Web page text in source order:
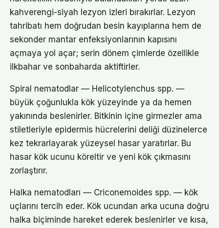
kahverengi-siyah lezyon izleri bırakırlar. Lezyon
tahribatı hem doğrudan besin kayıplarına hem de
sekonder mantar enfeksiyonlarının kapısını
açmaya yol açar; serin dönem çimlerde özellikle
ilkbahar ve sonbaharda aktiftirler.
Spiral nematodlar — Helicotylenchus spp. —
büyük çoğunlukla kök yüzeyinde ya da hemen
yakınında beslenirler. Bitkinin içine girmezler ama
stiletleriyle epidermis hücrelerini deliği düzinelerce
kez tekrarlayarak yüzeysel hasar yaratırlar. Bu
hasar kök ucunu köreltir ve yeni kök çıkmasını
zorlaştırır.
Halka nematodları — Criconemoides spp. — kök
uçlarını tercih eder. Kök ucundan arka ucuna doğru
halka biçiminde hareket ederek beslenirler ve kısa,